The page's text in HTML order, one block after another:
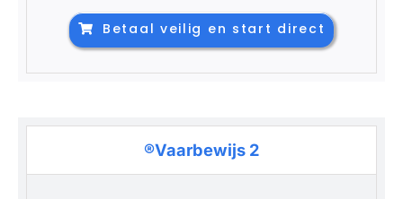
Betaal veilig en start direct
®Vaarbewijs 2